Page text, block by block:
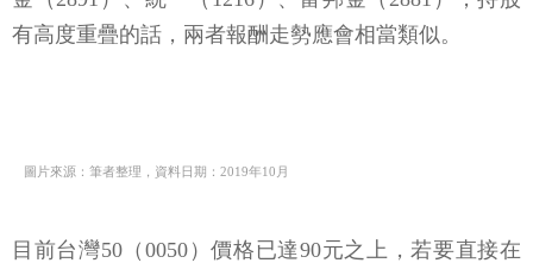
有高度重疊的話，兩者報酬走勢應會相當類似。
圖片來源：筆者整理，資料日期：2019年10月
目前台灣50（0050）價格已達90元之上，若要直接在